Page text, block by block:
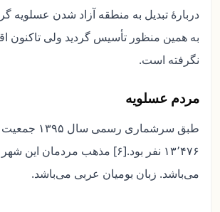
دربارهٔ تبدیل به منطقه آزاد شدن عسلویه
به همین منظور تأسیس گردید ولی تاکنون
نگرفته‌ است.
مردم عسلویه
طبق سرشماری
۱۳٬۴۷۶ نفر بود.[۶] مذهب مردمان
می‌باشد. زبان بومیان عربی می‌باشد.